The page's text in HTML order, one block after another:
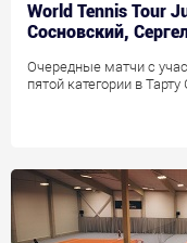
World Tennis Tour
Сосновский,
Очередные матчи с
пятой категории в